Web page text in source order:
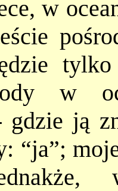
w
w
gdzie ją
“ja”;